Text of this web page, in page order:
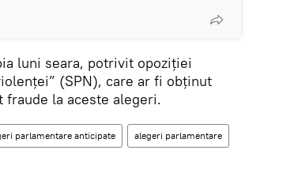
luni seara, potrivit opoziției
(SPN), care ar fi obținut
la aceste alegeri.
parlamentare anticipate alegeri parlamentare